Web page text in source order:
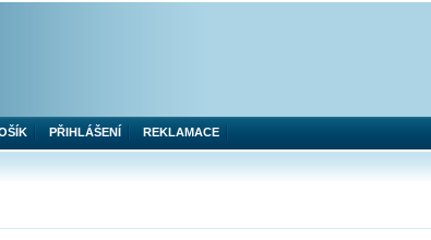
PŘIHLÁŠENÍ REKLAMACE